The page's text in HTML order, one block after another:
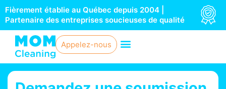
Aller
au
contenu
Fièrement établie au Québec depuis 2004 |
Partenaire des entreprises soucieuses de qualité
Appelez-nous